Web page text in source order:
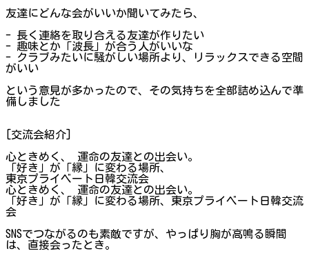
友達にどんな会がいいか聞いてみたら、
- 長く連絡を取り合える友達が作りたい
- 趣味とか「波長」が合う人がいいな
- クラブみたいに騒がしい場所より、リラックスできる空間
がいい
という意見が多かったので、その気持ちを全部詰め込んで準
備しました
[交流会紹介]
心ときめく、 運命の友達との出会い。
「好き」が「縁」に変わる場所、
東京プライベート日韓交流会
心ときめく、 運命の友達との出会い。
「好き」が「縁」に変わる場所、東京プライベート日韓交流
会
SNSでつながるのも素敵ですが、やっぱり胸が高鳴る瞬間
は、直接会ったとき。